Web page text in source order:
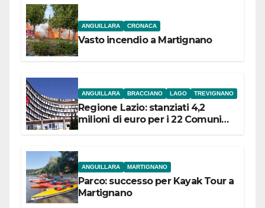
ANGUILLARA CRONACA
Vasto incendio a Martignano
ANGUILLARA BRACCIANO LAGO TREVIGNANO
Regione Lazio: stanziati 4,2
milioni di euro per i 22 Comuni
ANGUILLARA MARTIGNANO
Parco: successo per Kayak Tour a
Martignano